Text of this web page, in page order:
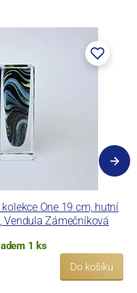
One 19 cm, hutní
Vendula Zámečníková
1 ks
Do košíku